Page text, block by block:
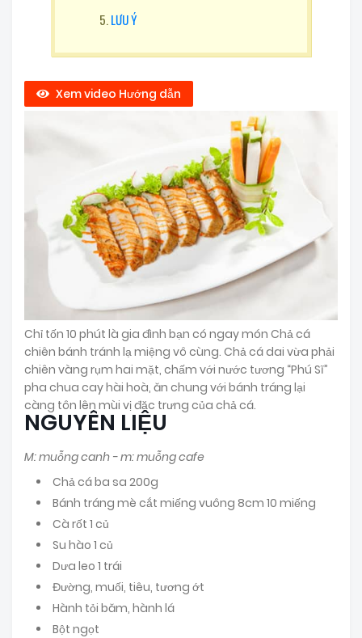
LƯU Ý
Xem video Hướng dẫn
Chỉ tốn 10 phút là gia đình bạn có ngay món Chả cá
chiên bánh tránh lạ miệng vô cùng. Chả cá dai vừa phải
chiên vàng rụm hai mặt, chấm với nước tương “Phú Sĩ”
pha chua cay hài hoà, ăn chung với bánh tráng lại
càng tôn lên mùi vị đặc trưng của chả cá.
NGUYÊN LIỆU
M: muỗng canh - m: muỗng cafe
Chả cá ba sa 200g
Bánh tráng mè cắt miếng vuông 8cm 10 miếng
Cà rốt 1 củ
Su hào 1 củ
Dưa leo 1 trái
Đường, muối, tiêu, tương ớt
Hành tỏi băm, hành lá
Bột ngọt